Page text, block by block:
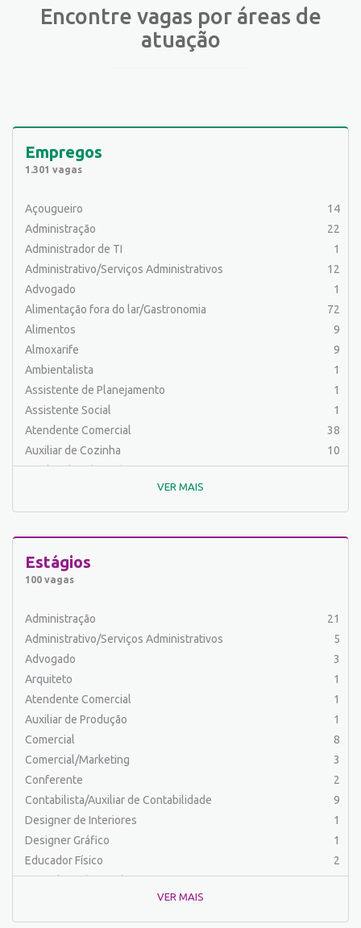
Encontre vagas por áreas de
atuação
Empregos
1.301 vagas
Açougueiro
14
Administração
22
Administrador de TI
1
Administrativo/Serviços Administrativos
12
Advogado
1
Alimentação fora do lar/Gastronomia
72
Alimentos
9
Almoxarife
9
Ambientalista
1
Assistente de Planejamento
1
Assistente Social
1
Atendente Comercial
38
Auxiliar de Cozinha
10
Auxiliar de Laboratório
2
Auxiliar de Manutenção Predial
Auxiliar de Mecânica
1
Auxiliar de Serviços
Barman
Cabeleireiro
Caixa Bancário/Operador de Caixa
Carpinteiro
Carregador/Ajudante Carga e Descarga
Chefe de Cozinha
Comercial
Comercial/Marketing
Comprador
Conferente
Contabilista/Auxiliar de Contabilidade
Controlador
Costureira/Costureiro Industrial
Cozinha/ Pizzaiolo
4
VER MAIS
Estágios
100 vagas
Administração
21
Administrativo/Serviços Administrativos
5
Advogado
3
Arquiteto
1
Atendente Comercial
1
Auxiliar de Produção
1
Comercial
8
Comercial/Marketing
3
Conferente
2
Contabilista/Auxiliar de Contabilidade
9
Designer de Interiores
1
Designer Gráfico
1
Educador Físico
2
Engenharia (Outras)
1
Engenharia Elétrica e Eletrônica
1
VER MAIS